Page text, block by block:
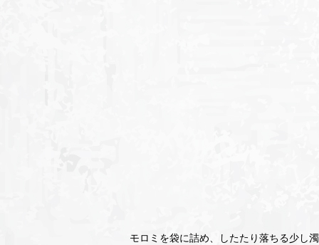
モロミを袋に詰め、したたり落ちる少し